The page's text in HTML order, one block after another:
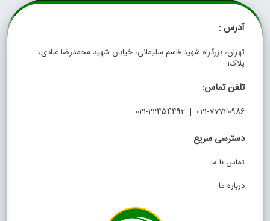
آدرس :
تهران، بزرگراه شهید قاسم سلیمانی، خیابان شهید محمدرضا عبادی،
پلاک1
تلفن تماس:
021-77720986 | 021-22454492
دسترسی سریع
تماس با ما
درباره ما